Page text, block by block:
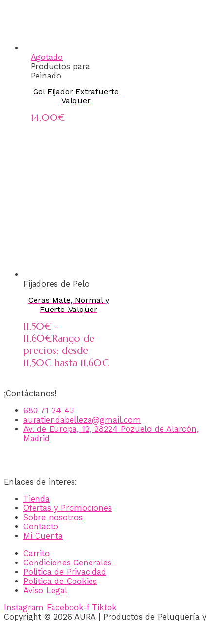
Agotado
Productos para
Peinado
Gel Fijador Extrafuerte
Valquer
14,00€
Fijadores de Pelo
Ceras Mate, Normal y
Fuerte .Valquer
11,50€ -
11,60€Rango de
precios: desde
11,50€ hasta 11,60€
¡Contáctanos!
680 71 24 43
auratiendabelleza@gmail.com
Av. de Europa, 12, 28224 Pozuelo de Alarcón,
Madrid
Enlaces de interes:
Tienda
Ofertas y Promociones
Sobre nosotros
Contacto
Mi Cuenta
Carrito
Condiciones Generales
Política de Privacidad
Política de Cookies
Aviso Legal
Instagram Facebook-f Tiktok
Copyright © 2026 AURA | Productos de Peluquería y